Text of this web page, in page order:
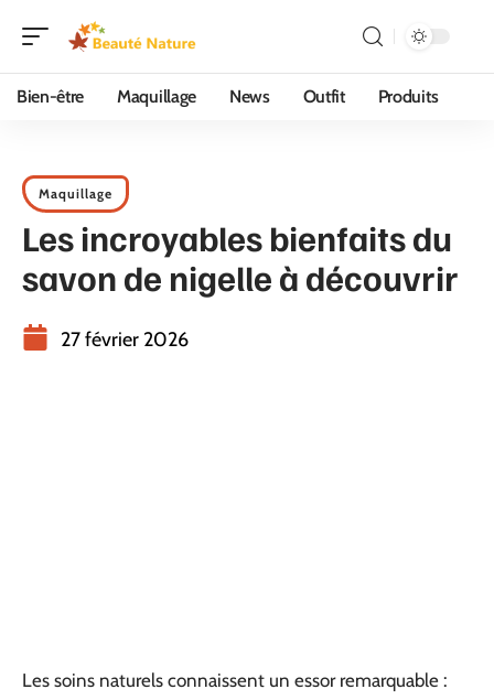
Bien-être Maquillage News Outfit Produits
Maquillage
Les incroyables bienfaits du
savon de nigelle à découvrir
27 février 2026
Les soins naturels connaissent un essor remarquable :